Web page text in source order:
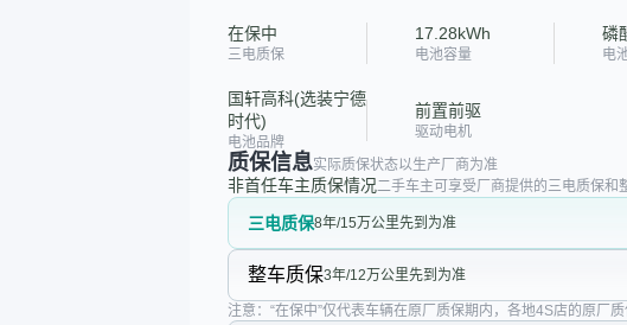
在保中
三电质保
17.28kWh
电池容量
磷
电
国轩高科(选装宁德
时代)
电池品牌
前置前驱
驱动电机
质保信息实际质保状态以生产厂商为准
非首任车主质保情况二手车主可享受厂商提供的三电质保和
三电质保8年/15万公里先到为准
整车质保3年/12万公里先到为准
注意：“在保中”仅代表车辆在原厂质保期内，各地4S店的原厂